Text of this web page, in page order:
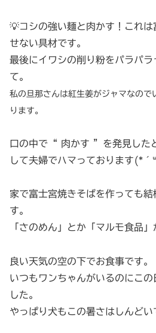
💡コシの強い麺と肉かす！これ
せない具材です。
最後にイワシの削り粉をパラパラ
て。
私の旦那さんは紅生姜がジャマなので
ります。
口の中で“ 肉かす ”を発見した
して夫婦でハマっております
家で富士宮焼きそばを作っても
す。
「さのめん」とか「マルモ食品」
良い天気の空の下でお食事です。
いつもワンちゃんがいるのにこ
した。
やっぱり犬もこの暑さはしんどい